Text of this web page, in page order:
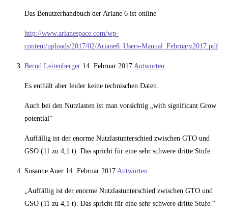
Das Benutzerhandbuch der Ariane 6 ist online
http://www.arianespace.com/wp-
content/uploads/2017/02/Ariane6_Users-Manual_February2017.pdf
Bernd Leitenberger 14. Februar 2017 Antworten
Es enthält aber leider keine technischen Daten.
Auch bei den Nutzlasten ist man vorsichtig „with significant Grow
potential“
Auffällig ist der enorme Nutzlastunterschied zwischen GTO und
GSO (11 zu 4,1 t). Das spricht für eine sehr schwere dritte Stufe.
Susanne Auer 14. Februar 2017 Antworten
„Auffällig ist der enorme Nutzlastunterschied zwischen GTO und
GSO (11 zu 4,1 t). Das spricht für eine sehr schwere dritte Stufe.“